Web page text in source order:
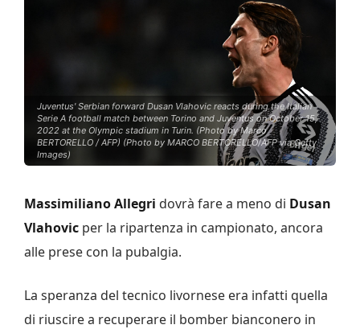
Juventus' Serbian forward Dusan Vlahovic reacts during the Italian
Serie A football match between Torino and Juventus on October 15,
2022 at the Olympic stadium in Turin. (Photo by Marco
BERTORELLO / AFP) (Photo by MARCO BERTORELLO/AFP via Getty
Images)
Massimiliano Allegri dovrà fare a meno di Dusan
Vlahovic per la ripartenza in campionato, ancora
alle prese con la pubalgia.
La speranza del tecnico livornese era infatti quella
di riuscire a recuperare il bomber bianconero in